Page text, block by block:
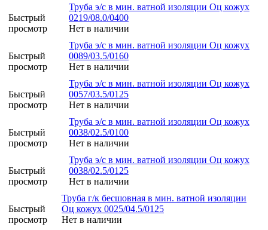
Быстрый
просмотр
Труба э/с в мин. ватной изоляции Оц кожух
0219/08.0/0400
Нет в наличии
Быстрый
просмотр
Труба э/с в мин. ватной изоляции Оц кожух
0089/03.5/0160
Нет в наличии
Быстрый
просмотр
Труба э/с в мин. ватной изоляции Оц кожух
0057/03.5/0125
Нет в наличии
Быстрый
просмотр
Труба э/с в мин. ватной изоляции Оц кожух
0038/02.5/0100
Нет в наличии
Быстрый
просмотр
Труба э/с в мин. ватной изоляции Оц кожух
0038/02.5/0125
Нет в наличии
Быстрый
просмотр
Труба г/к бесшовная в мин. ватной изоляции
Оц кожух 0025/04.5/0125
Нет в наличии